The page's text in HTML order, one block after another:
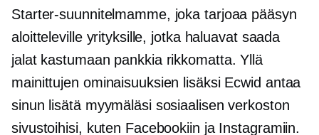
Starter-suunnitelmamme, joka tarjoaa pääsyn
aloitteleville yrityksille, jotka haluavat saada
jalat kastumaan pankkia rikkomatta. Yllä
mainittujen ominaisuuksien lisäksi Ecwid antaa
sinun lisätä myymäläsi sosiaalisen verkoston
sivustoihisi, kuten Facebookiin ja Instagramiin.